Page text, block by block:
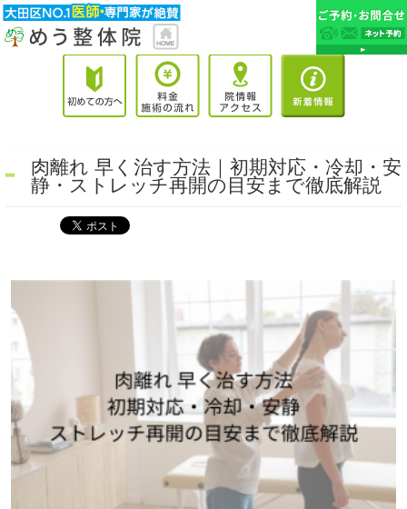
肉離れ 早く治す方法｜初期対応・冷却・安
静・ストレッチ再開の目安まで徹底解説